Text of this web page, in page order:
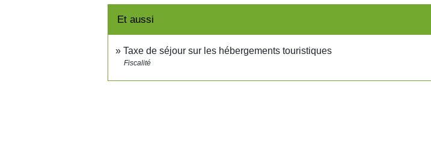
Et aussi
Taxe de séjour sur les hébergements touristiques
Fiscalité